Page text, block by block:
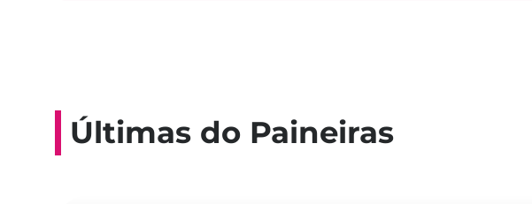
Últimas do Paineiras